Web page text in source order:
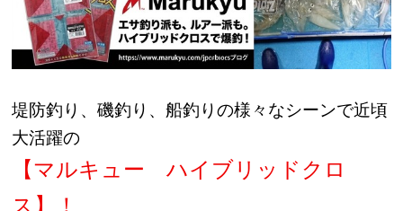
堤防釣り、磯釣り、船釣りの様々なシーンで近頃
大活躍の
【マルキュー ハイブリッドクロ
ス】！